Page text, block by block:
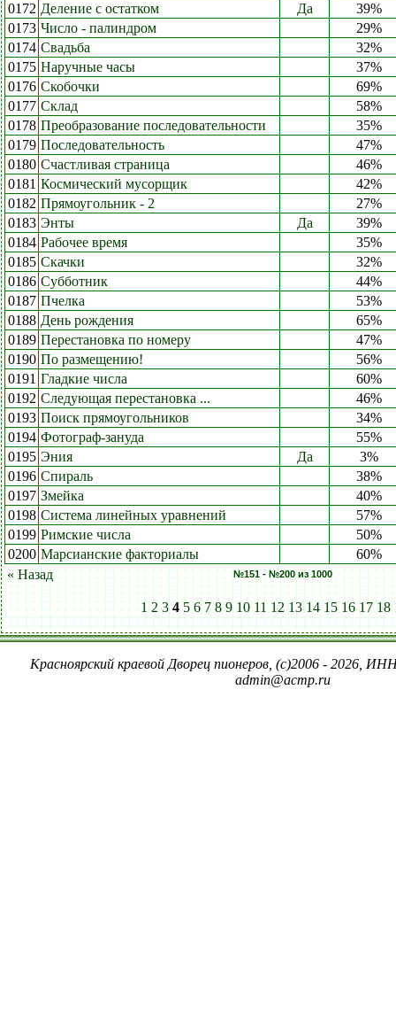
0172 Деление с остатком Да
39%
0173 Число - палиндром
29%
0174 Свадьба
32%
0175 Наручные часы
37%
0176 Скобочки
69%
0177 Склад
58%
0178 Преобразование последовательности
35%
0179 Последовательность
47%
0180 Счастливая страница
46%
0181 Космический мусорщик
42%
0182 Прямоугольник - 2
27%
0183 Энты Да
39%
0184 Рабочее время
35%
0185 Скачки
32%
0186 Субботник
44%
0187 Пчелка
53%
0188 День рождения
65%
0189 Перестановка по номеру
47%
0190 По размещению!
56%
0191 Гладкие числа
60%
0192 Следующая перестановка ...
46%
0193 Поиск прямоугольников
34%
0194 Фотограф-зануда
55%
0195 Эния Да
3%
0196 Спираль
38%
0197 Змейка
40%
0198 Система линейных уравнений
57%
0199 Римские числа
50%
0200 Марсианские факториалы
60%
« Назад
№151 - №200 из 1000
1 2 3 4 5 6 7 8 9 10 11 12 13 14 15 16 17 18
Красноярский краевой Дворец пионеров, (c)2006 - 2026,
admin@acmp.ru